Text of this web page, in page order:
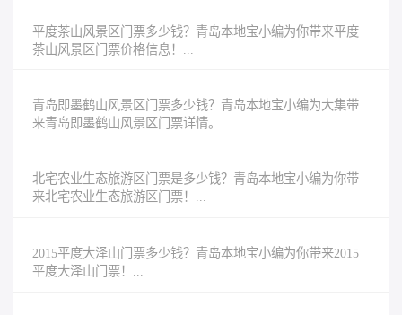
平度茶山风景区门票多少钱？青岛本地宝小编为你带来平度
茶山风景区门票价格信息！...
青岛即墨鹤山风景区门票多少钱？青岛本地宝小编为大集带
来青岛即墨鹤山风景区门票详情。...
北宅农业生态旅游区门票是多少钱？青岛本地宝小编为你带
来北宅农业生态旅游区门票！...
2015平度大泽山门票多少钱？青岛本地宝小编为你带来2015
平度大泽山门票！...